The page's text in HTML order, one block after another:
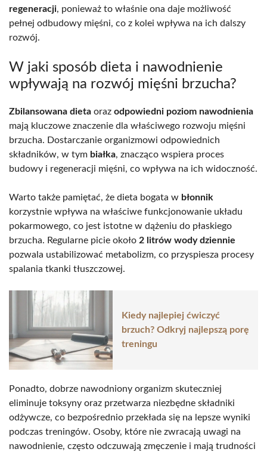
regeneracji, ponieważ to właśnie ona daje możliwość
pełnej odbudowy mięśni, co z kolei wpływa na ich dalszy
rozwój.
W jaki sposób dieta i nawodnienie
wpływają na rozwój mięśni brzucha?
Zbilansowana dieta oraz odpowiedni poziom nawodnienia
mają kluczowe znaczenie dla właściwego rozwoju mięśni
brzucha. Dostarczanie organizmowi odpowiednich
składników, w tym białka, znacząco wspiera proces
budowy i regeneracji mięśni, co wpływa na ich widoczność.
Warto także pamiętać, że dieta bogata w błonnik
korzystnie wpływa na właściwe funkcjonowanie układu
pokarmowego, co jest istotne w dążeniu do płaskiego
brzucha. Regularne picie około 2 litrów wody dziennie
pozwala ustabilizować metabolizm, co przyspiesza procesy
spalania tkanki tłuszczowej.
Kiedy najlepiej ćwiczyć
brzuch? Odkryj najlepszą porę
treningu
Ponadto, dobrze nawodniony organizm skuteczniej
eliminuje toksyny oraz przetwarza niezbędne składniki
odżywcze, co bezpośrednio przekłada się na lepsze wyniki
podczas treningów. Osoby, które nie zwracają uwagi na
nawodnienie, często odczuwają zmęczenie i mają trudności